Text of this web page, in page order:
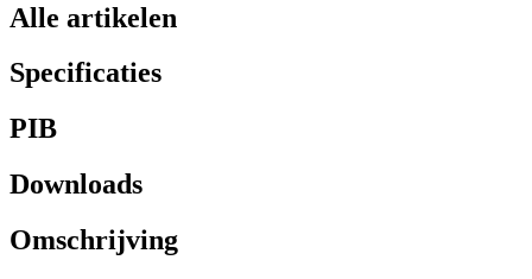
Alle artikelen
Specificaties
PIB
Downloads
Omschrijving